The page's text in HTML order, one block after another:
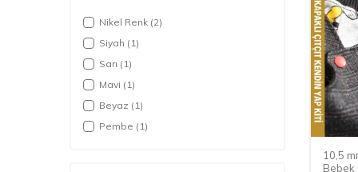
Nikel Renk (2)
Siyah (1)
Sarı (1)
Mavi (1)
Beyaz (1)
Pembe (1)
10,5
Bebek